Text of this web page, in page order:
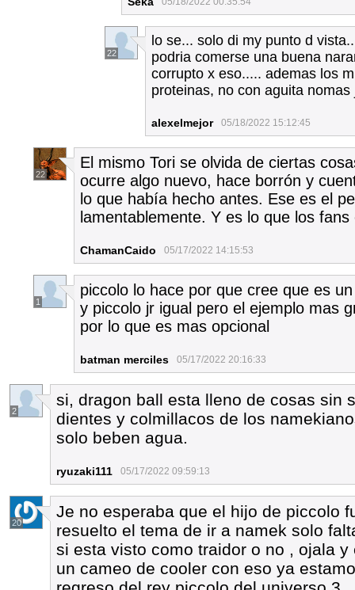
22
lo se... solo di my punto d
podria comerse una buena
corrupto x eso..... ademas los
proteinas, no con aguita
alexelmejor 05/18/2022 15:12:45
22
El mismo Tori se olvida de ciertas
ocurre algo nuevo, hace borrón y
lo que había hecho antes. Ese es el
lamentablemente. Y es lo que los
ChamanCaido 05/17/2022 14:15:53
1
piccolo lo hace por que cree que es
y piccolo jr igual pero el ejemplo mas
por lo que es mas opcional
batman merciles 05/17/2022 20:16:33
2
si, dragon ball esta lleno de cosas sin
dientes y colmillacos de los
solo beben agua.
ryuzaki111 05/17/2022 09:59:13
20
Je no esperaba que el hijo de piccolo
resuelto el tema de ir a namek solo
si esta visto como traidor o no , ojala
un cameo de cooler con eso ya